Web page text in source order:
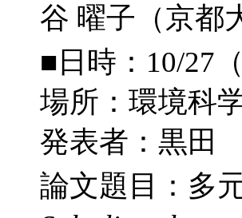
谷 曜子（京都
■日時：10/27
場所：環境科
発表者：黒田
論文題目：多